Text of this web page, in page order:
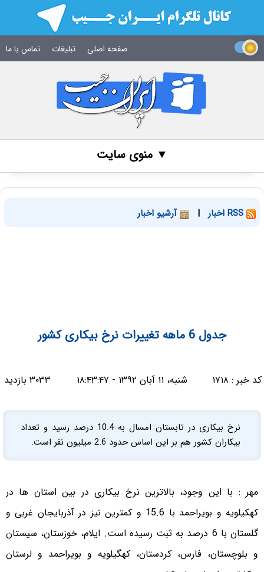
صفحه اصلی تبلیغات تماس با ما
▼ منوی سایت
| آرشیو اخبار
جدول 6 ماهه تغییرات نرخ بیکاری کشور
کد خبر : ۱۷۱۸ شنبه، ۱۱ آبان ۱۳۹۲ - ۱۸:۴۳:۴۷ ۳۰۳۳ بازدید
نرخ بیکاری در تابستان امسال به 10.4 درصد رسید و تعداد
بیکاران کشور هم بر این اساس حدود 2.6 میلیون نفر است.
مهر : با این وجود، بالاترین نرخ بیکاری در بین استان ها در
کهکیلویه و بویراحمد با 15.6 و کمترین نیز در آذربایجان غربی و
گلستان با 6 درصد به ثبت رسیده است. ایلام، خوزستان، سیستان
و بلوچستان، فارس، کردستان، کهگیلویه و بویراحمد و لرستان